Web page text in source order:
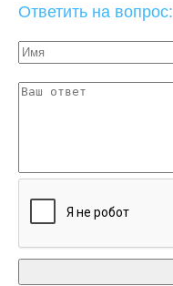
Ответить на вопрос: